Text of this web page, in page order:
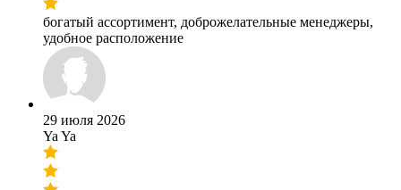
богатый ассортимент, доброжелательные менеджеры,
удобное расположение
29 июля 2026
Ya Ya